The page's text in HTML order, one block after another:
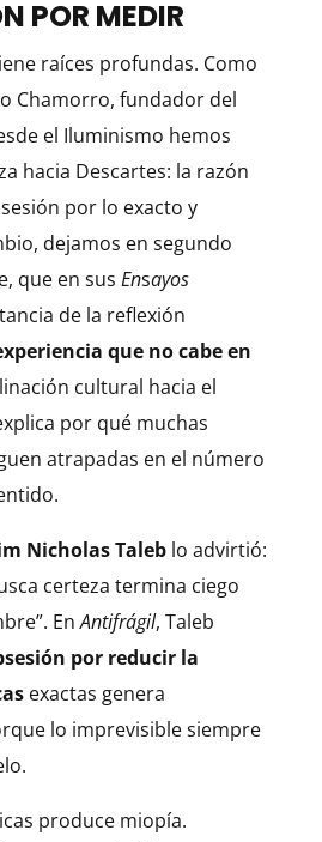
POR MEDIR
raíces profundas. Como
Chamorro, fundador del
el Iluminismo hemos
hacia Descartes: la razón
por lo exacto y
dejamos en segundo
que en sus Ensayos
de la reflexión
que no cabe en
cultural hacia el
por qué muchas
atrapadas en el número
Nicholas Taleblo advirtió:
certeza termina ciego
EnAntifrágil, Taleb
por reducir la
exactas genera
lo imprevisible siempre
produce miopía.